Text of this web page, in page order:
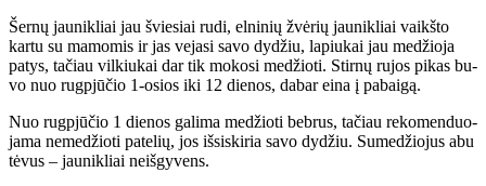
Šer­nų jau­nik­liai jau švie­siai ru­di, el­ni­nių žvė­rių jau­nik­liai vaikš­to
kar­tu su ma­mo­mis ir jas ve­ja­si sa­vo dy­džiu, la­piu­kai jau me­džio­ja
pa­tys, ta­čiau vil­kiu­kai dar tik mo­ko­si me­džio­ti. Stir­nų ru­jos pi­kas bu­
vo nuo rug­pjū­čio 1-osios iki 12 die­nos, da­bar ei­na į pa­bai­gą.
Nuo rug­pjū­čio 1 die­nos ga­li­ma me­džio­ti beb­rus, ta­čiau re­ko­men­duo­
ja­ma ne­me­džio­ti pa­te­lių, jos iš­si­ski­ria sa­vo dy­džiu. Su­me­džio­jus abu
tė­vus – jau­nik­liai ne­iš­gy­vens.